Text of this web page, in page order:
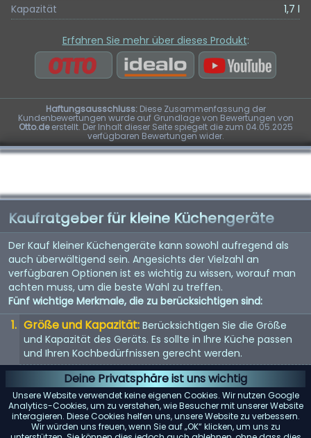
Deine Privatsphäre ist uns wichtig
Unsere Website verwendet keine eigenen Cookies. Wir nutzen Google
Analytics-Cookies, um zu verstehen, wie Besucher mit unserer Website
interagieren. Diese Cookies helfen uns, unsere Website zu verbessern.
Wir würden uns freuen, wenn Sie auf „OK“ klicken, um uns zu
Kapazität
1,7 l
Erfahren Sie mehr über dieses Produkt:
Haftungsausschluss:Diese Zusammenfassung der
Kundenbewertungen wurde auf Grundlage von Bewertungen von
Otto.deerstellt. Der Inhalt dieser Seite spiegelt die zum 04.05.2025
verfügbaren Bewertungen wider.
Kaufratgeber für kleine Küchengeräte
Der Kauf kleiner Küchengeräte kann sowohl aufregend als
auch überwältigend sein. Angesichts der Vielzahl an
verfügbaren Optionen ist es wichtig zu wissen, worauf man
achten muss, um die beste Wahl zu treffen.
Fünf wichtige Merkmale, die zu berücksichtigen sind:
Größe und Kapazität: Berücksichtigen Sie die Größe
und Kapazität des Geräts. Es sollte in Ihre Küche passen
und Ihren Kochbedürfnissen gerecht werden.
Energieeffizienz: Energieeffiziente Geräte sparen nicht
nur Geld bei der Stromrechnung, sondern sind auch
umweltfreundlich.
Benutzerfreundlichkeit: Suchen Sie nach Geräten mit